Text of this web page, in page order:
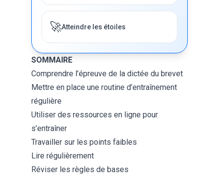
🚀Atteindre les étoiles
SOMMAIRE
Comprendre l’épreuve de la dictée du brevet
Mettre en place une routine d’entraînement
régulière
Utiliser des ressources en ligne pour
s’entraîner
Travailler sur les points faibles
Lire régulièrement
Réviser les règles de bases